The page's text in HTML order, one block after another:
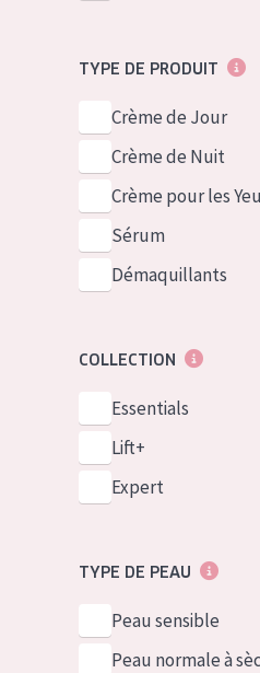
TYPE DE PRODUIT
Crème de Jour
Crème de Nuit
Crème pour les
Sérum
Démaquillants
COLLECTION
Essentials
Lift+
Expert
TYPE DE PEAU
Peau sensible
Peau normale à